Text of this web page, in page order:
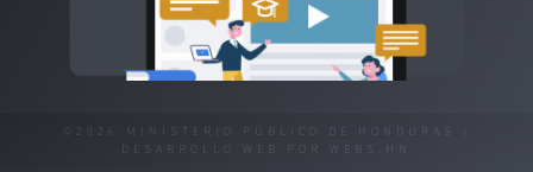
©2026 MINISTERIO PÚBLICO DE HONDURAS |
DESARROLLO WEB POR
WEBS.HN